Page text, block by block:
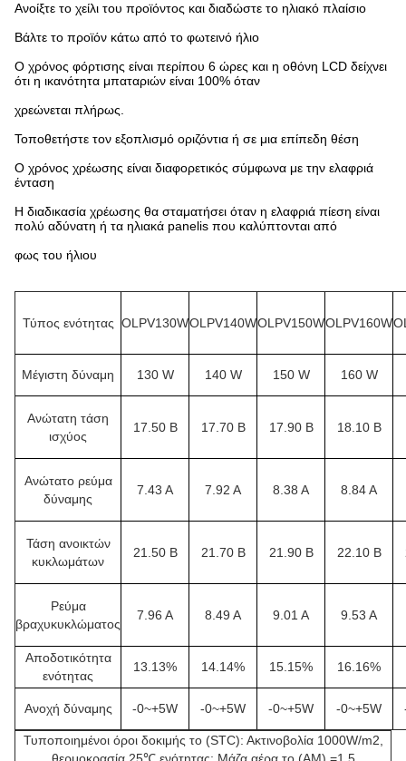
Ανοίξτε το χείλι του προϊόντος και διαδώστε το ηλιακό πλαίσιο
Βάλτε το προϊόν κάτω από το φωτεινό ήλιο
Ο χρόνος φόρτισης είναι περίπου 6 ώρες και η οθόνη LCD δείχνει
ότι η ικανότητα μπαταριών είναι 100% όταν
χρεώνεται πλήρως.
Τοποθετήστε τον εξοπλισμό οριζόντια ή σε μια επίπεδη θέση
Ο χρόνος χρέωσης είναι διαφορετικός σύμφωνα με την ελαφριά
ένταση
Η διαδικασία χρέωσης θα σταματήσει όταν η ελαφριά πίεση είναι
πολύ αδύνατη ή τα ηλιακά panelis που καλύπτονται από
φως του ήλιου
Τύπος ενότητας OLPV130WOLPV140WOLPV150WOLPV160W
Μέγιστη δύναμη 130 W 140 W 150 W 160 W
Ανώτατη τάση
ισχύος
17.50 Β 17.70 Β 17.90 Β 18.10 Β
Ανώτατο ρεύμα
δύναμης
7.43 Α 7.92 Α 8.38 Α 8.84 Α
Τάση ανοικτών
κυκλωμάτων
21.50 Β 21.70 Β 21.90 Β 22.10 Β
Ρεύμα
βραχυκυκλώματος
7.96 Α 8.49 Α 9.01 Α 9.53 Α
Αποδοτικότητα
ενότητας
13.13% 14.14% 15.15% 16.16%
Ανοχή δύναμης -0~+5W -0~+5W -0~+5W -0~+5W
Τυποποιημένοι όροι δοκιμής το (STC): Ακτινοβολία 1000W/m2,